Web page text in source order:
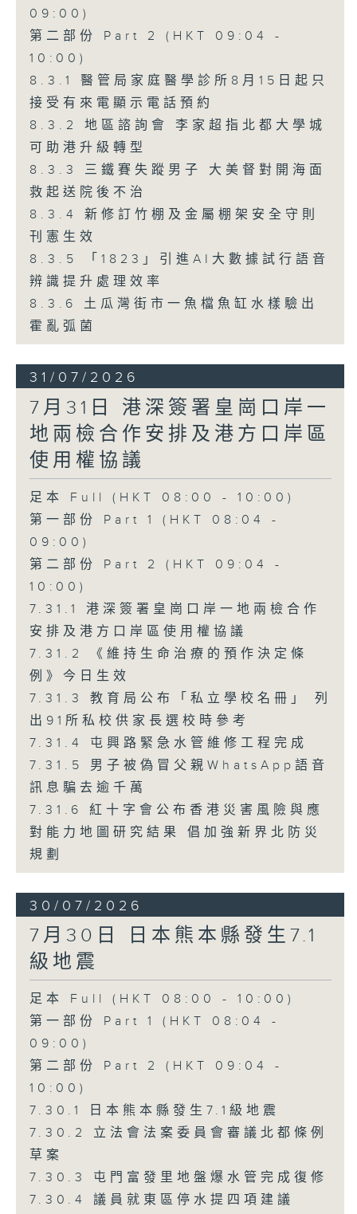
09:00)
第二部份 Part 2 (HKT 09:04 -
10:00)
8.3.1 醫管局家庭醫學診所8月15日起只
接受有來電顯示電話預約
8.3.2 地區諮詢會 李家超指北都大學城
可助港升級轉型
8.3.3 三鐵賽失蹤男子 大美督對開海面
救起送院後不治
8.3.4 新修訂竹棚及金屬棚架安全守則
刊憲生效
8.3.5 「1823」引進AI大數據試行語音
辨識提升處理效率
8.3.6 土瓜灣街市一魚檔魚缸水樣驗出
霍亂弧菌
31/07/2026
7月31日 港深簽署皇崗口岸一
地兩檢合作安排及港方口岸區
使用權協議
足本 Full (HKT 08:00 - 10:00)
第一部份 Part 1 (HKT 08:04 -
09:00)
第二部份 Part 2 (HKT 09:04 -
10:00)
7.31.1 港深簽署皇崗口岸一地兩檢合作
安排及港方口岸區使用權協議
7.31.2 《維持生命治療的預作決定條
例》今日生效
7.31.3 教育局公布「私立學校名冊」 列
出91所私校供家長選校時參考
7.31.4 屯興路緊急水管維修工程完成
7.31.5 男子被偽冒父親WhatsApp語音
訊息騙去逾千萬
7.31.6 紅十字會公布香港災害風險與應
對能力地圖研究結果 倡加強新界北防災
規劃
30/07/2026
7月30日 日本熊本縣發生7.1
級地震
足本 Full (HKT 08:00 - 10:00)
第一部份 Part 1 (HKT 08:04 -
09:00)
第二部份 Part 2 (HKT 09:04 -
10:00)
7.30.1 日本熊本縣發生7.1級地震
7.30.2 立法會法案委員會審議北都條例
草案
7.30.3 屯門富發里地盤爆水管完成復修
7.30.4 議員就東區停水提四項建議